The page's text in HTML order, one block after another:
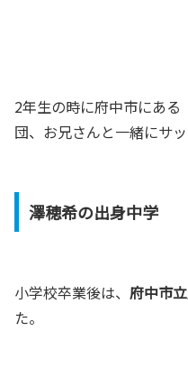
2年生の時に府中市にあ
団、お兄さんと一緒にサ
澤穂希の出身中学
小学校卒業後は、 府中市
た。